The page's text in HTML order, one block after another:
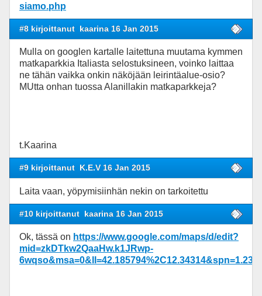
siamo.php
#8 kirjoittanut kaarina 16 Jan 2015
Mulla on googlen kartalle laitettuna muutama kymmen
matkaparkkia Italiasta selostuksineen, voinko laittaa
ne tähän vaikka onkin näköjään leirintäalue-osio?
MUtta onhan tuossa Alanillakin matkaparkkeja?
t.Kaarina
#9 kirjoittanut K.E.V 16 Jan 2015
Laita vaan, yöpymisiinhän nekin on tarkoitettu
#10 kirjoittanut kaarina 16 Jan 2015
Ok, tässä on https://www.google.com/maps/d/edit?
mid=zkDTkw2QaaHw.k1JRwp-